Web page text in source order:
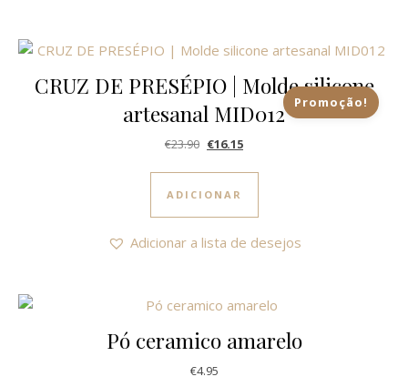
Promoção!
CRUZ DE PRESÉPIO | Molde silicone
artesanal MID012
€23.90 O preço original era: €23.90.
€16.15O preço atual é: €16.15.
ADICIONAR
Adicionar a lista de desejos
Pó ceramico amarelo
€4.95